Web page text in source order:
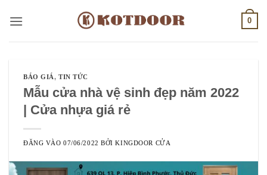
qua
0
BÁO GIÁ,TIN TỨC
Mẫu cửa nhà vệ sinh đẹp năm 2022
| Cửa nhựa giá rẻ
ĐĂNG VÀO07/06/2022 BỞIKINGDOOR CỬA